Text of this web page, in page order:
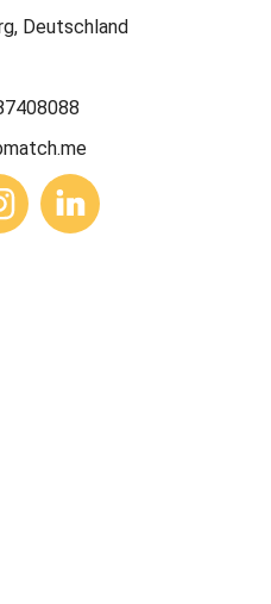
Deutschland